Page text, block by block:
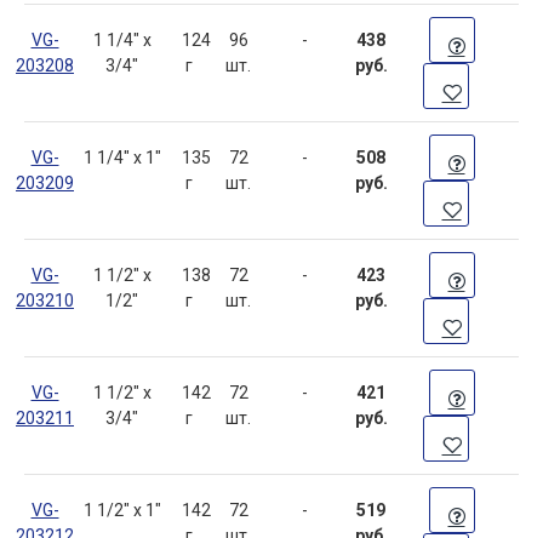
VG-
203208
1 1/4" х
3/4"
124
г
96
шт.
-
438
руб.
VG-
203209
1 1/4" х 1"
135
г
72
шт.
-
508
руб.
VG-
203210
1 1/2" х
1/2"
138
г
72
шт.
-
423
руб.
VG-
203211
1 1/2" х
3/4"
142
г
72
шт.
-
421
руб.
VG-
1 1/2" х 1"
142
72
-
519